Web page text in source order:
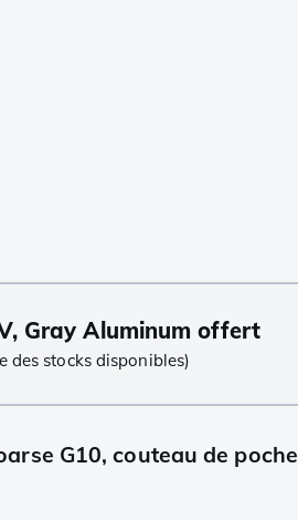
Gray Aluminum offert
des stocks disponibles)
G10, couteau de poche